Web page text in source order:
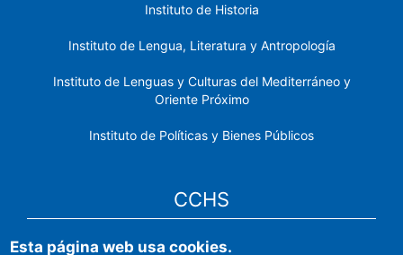
Instituto de Historia
Instituto de Lengua, Literatura y Antropología
Instituto de Lenguas y Culturas del Mediterráneo y
Oriente Próximo
Instituto de Políticas y Bienes Públicos
CCHS
Sede electrónica CSIC
Esta página web usa cookies.